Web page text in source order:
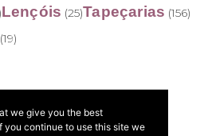
Lençóis (25)Tapeçarias (156)
(19)
we give you the best
you continue to use this site we